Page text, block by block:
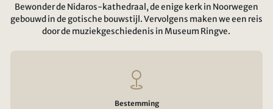
Bewonder de Nidaros-kathedraal, de enige kerk in Noorwegen
gebouwd in de gotische bouwstijl. Vervolgens maken we een reis
door de muziekgeschiedenis in Museum Ringve.
Bestemming